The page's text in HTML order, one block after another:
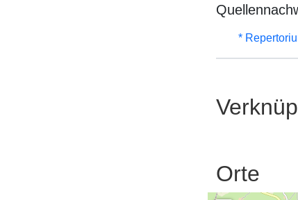
*
Orte